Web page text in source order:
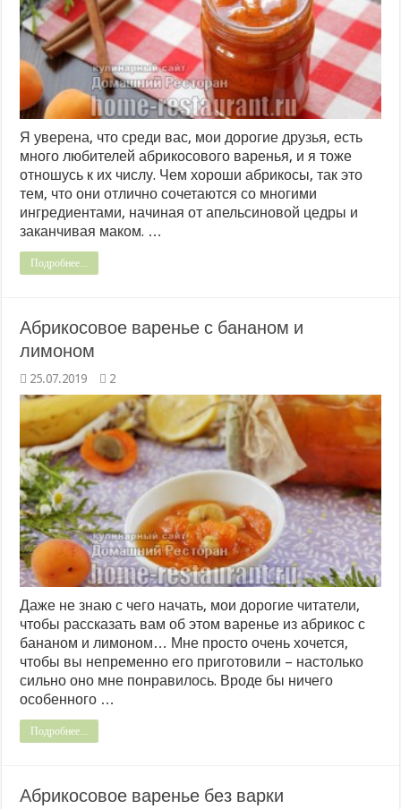
Я уверена, что среди вас, мои дорогие друзья, есть
много любителей абрикосового варенья, и я тоже
отношусь к их числу. Чем хороши абрикосы, так это
тем, что они отлично сочетаются со многими
ингредиентами, начиная от апельсиновой цедры и
заканчивая маком. …
Подробнее...
Абрикосовое варенье с бананом и
лимоном
25.07.2019 2
Даже не знаю с чего начать, мои дорогие читатели,
чтобы рассказать вам об этом варенье из абрикос с
бананом и лимоном… Мне просто очень хочется,
чтобы вы непременно его приготовили – настолько
сильно оно мне понравилось. Вроде бы ничего
особенного …
Подробнее...
Абрикосовое варенье без варки